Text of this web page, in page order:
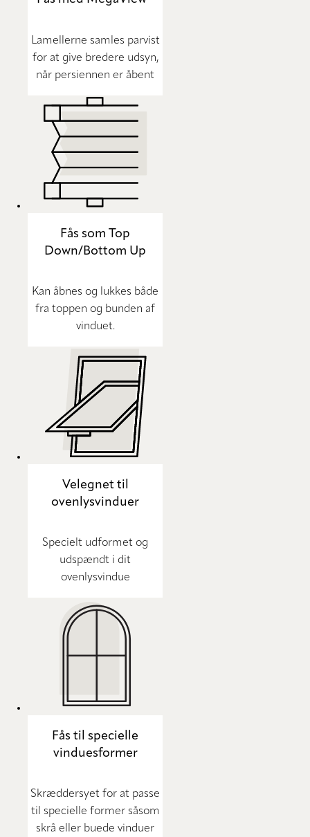
Lamellerne samles parvist
for at give bredere udsyn,
når persiennen er åbent
Fås som Top
Down/Bottom Up
Kan åbnes og lukkes både
fra toppen og bunden af
vinduet.
Velegnet til
ovenlysvinduer
Specielt udformet og
udspændt i dit
ovenlysvindue
Fås til specielle
vinduesformer
Skræddersyet for at passe
til specielle former såsom
skrå eller buede vinduer